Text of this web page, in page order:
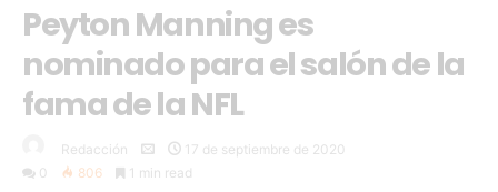
Peyton Manning es
nominado para el salón de la
fama de la NFL
Redacción
17 de septiembre de 2020
0
806 1 min read